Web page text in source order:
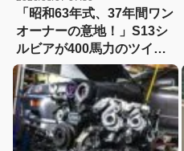
「昭和63年式、37年間ワン
オーナーの意地！」S13シ
ルビアが400馬力のツイン
チャージ仕様で覚醒